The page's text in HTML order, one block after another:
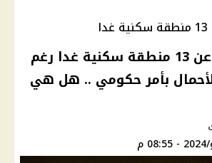
قطع الكهرباء عن 13 منطقة سكنية غدا رغم
بأمر حكومي .. هل هي